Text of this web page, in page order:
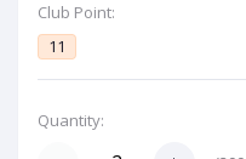
Club Point:
11
Quantity: